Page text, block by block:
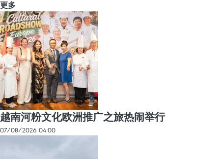
更多
越南河粉文化欧洲推广之旅热闹举行
07/08/2026 04:00